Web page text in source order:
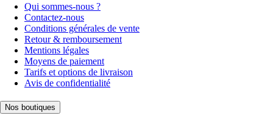
Qui sommes-nous ?
Contactez-nous
Conditions générales de vente
Retour & remboursement
Mentions légales
Moyens de paiement
Tarifs et options de livraison
Avis de confidentialité
Nos boutiques